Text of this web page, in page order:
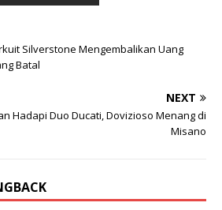
Silverstone Mengembalikan Uang
Batal
NEXT
Hadapi Duo Ducati, Dovizioso Menang di
Misano